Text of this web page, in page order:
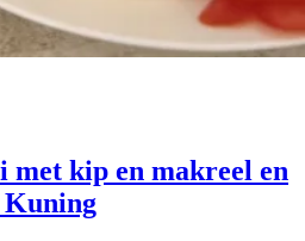
met kip en makreel en
Kuning